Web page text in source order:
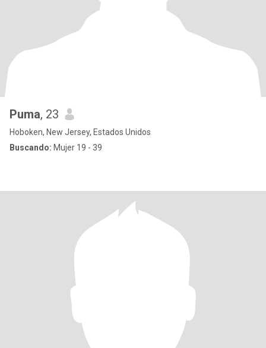
Puma, 23
Hoboken, New Jersey, Estados Unidos
Buscando: Mujer 19 - 39